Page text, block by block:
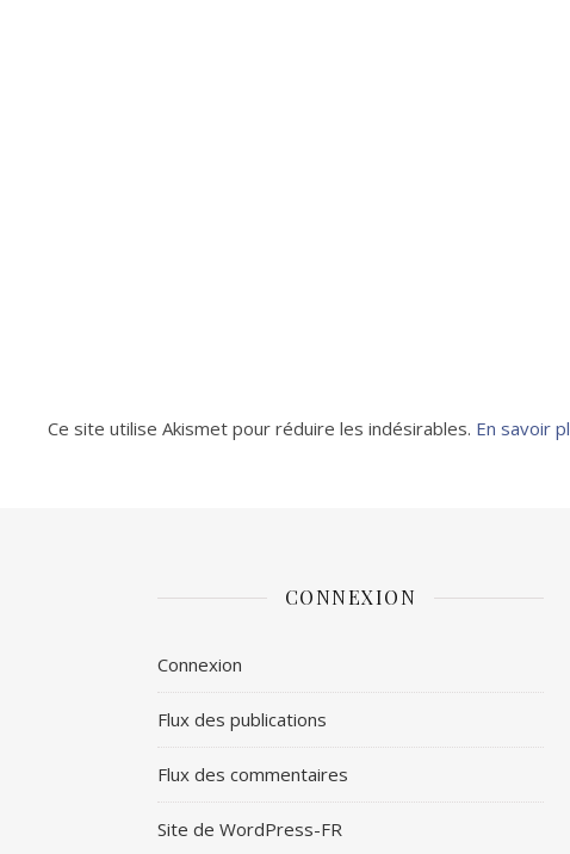
Ce site utilise Akismet pour réduire les indésirables. En savoir
CONNEXION
Connexion
Flux des publications
Flux des commentaires
Site de WordPress-FR